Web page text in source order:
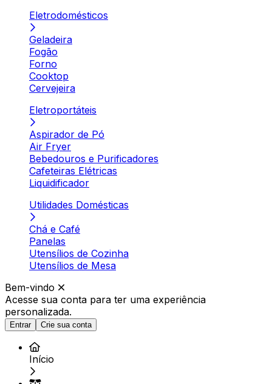
Eletrodomésticos
Geladeira
Fogão
Forno
Cooktop
Cervejeira
Eletroportáteis
Aspirador de Pó
Air Fryer
Bebedouros e Purificadores
Cafeteiras Elétricas
Liquidificador
Utilidades Domésticas
Chá e Café
Panelas
Utensílios de Cozinha
Utensílios de Mesa
Bem-vindo
Acesse sua conta para ter uma experiência
personalizada.
Entrar Crie sua conta
Início